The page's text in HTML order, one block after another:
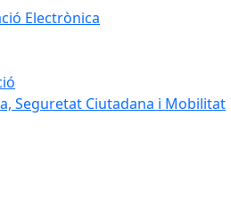
Electrònica
Seguretat Ciutadana i Mobilitat